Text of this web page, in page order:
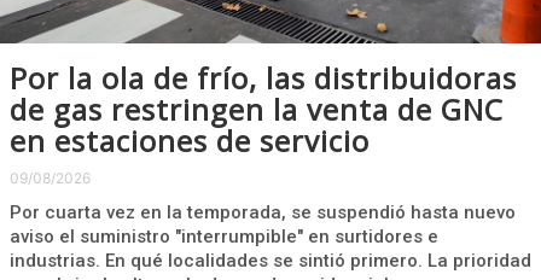
Por la ola de frío, las distribuidoras
de gas restringen la venta de GNC
en estaciones de servicio
09/08/2026
Por cuarta vez en la temporada, se suspendió hasta nuevo
aviso el suministro "interrumpible" en surtidores e
industrias. En qué localidades se sintió primero. La prioridad